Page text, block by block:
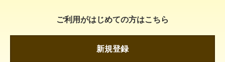
ご利用がはじめての方はこちら
新規登録